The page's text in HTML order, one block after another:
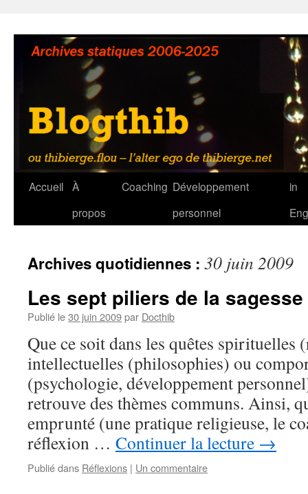
contenu
Accueil À
propos
Coaching Développement
personnel
in
Archives quotidiennes : 30 juin 2009
Les sept piliers de la sagesse
Publié le30 juin 2009par Docthib
Que ce soit dans les quêtes spirituelles
intellectuelles (philosophies) ou
(psychologie, développement
retrouve des thèmes communs. Ainsi,
emprunté (une pratique religieuse, le
réflexion … Continuer la lecture →
Publié dans Réflexions | Un commentaire